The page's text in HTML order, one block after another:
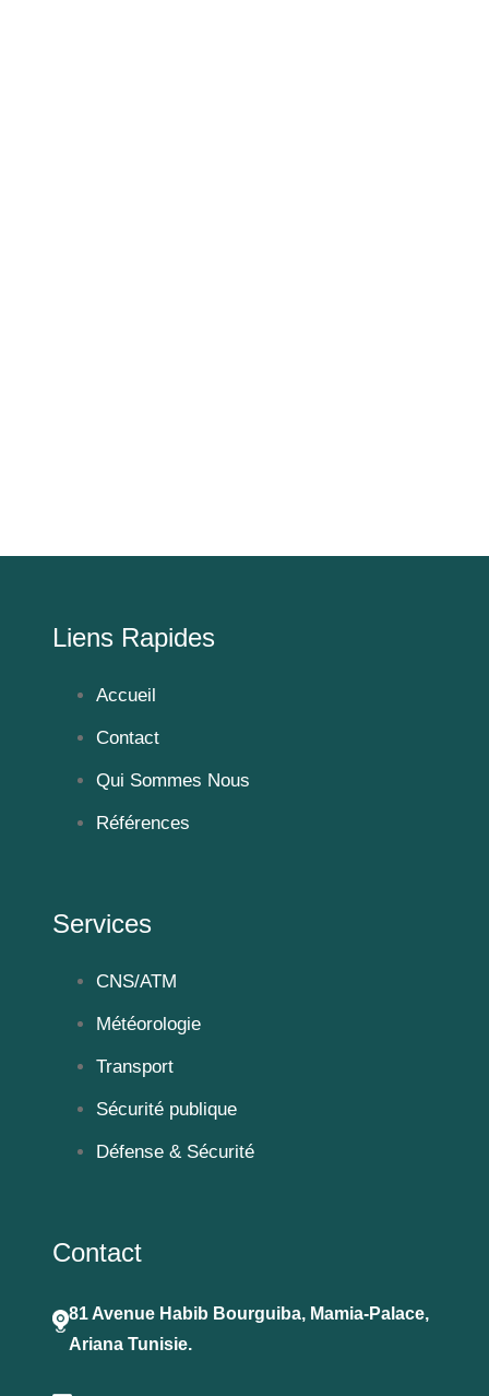
Liens Rapides
Accueil
Contact
Qui Sommes Nous
Références
Services
CNS/ATM
Météorologie
Transport
Sécurité publique
Défense & Sécurité
Contact
81 Avenue Habib Bourguiba, Mamia-Palace,
Ariana Tunisie.